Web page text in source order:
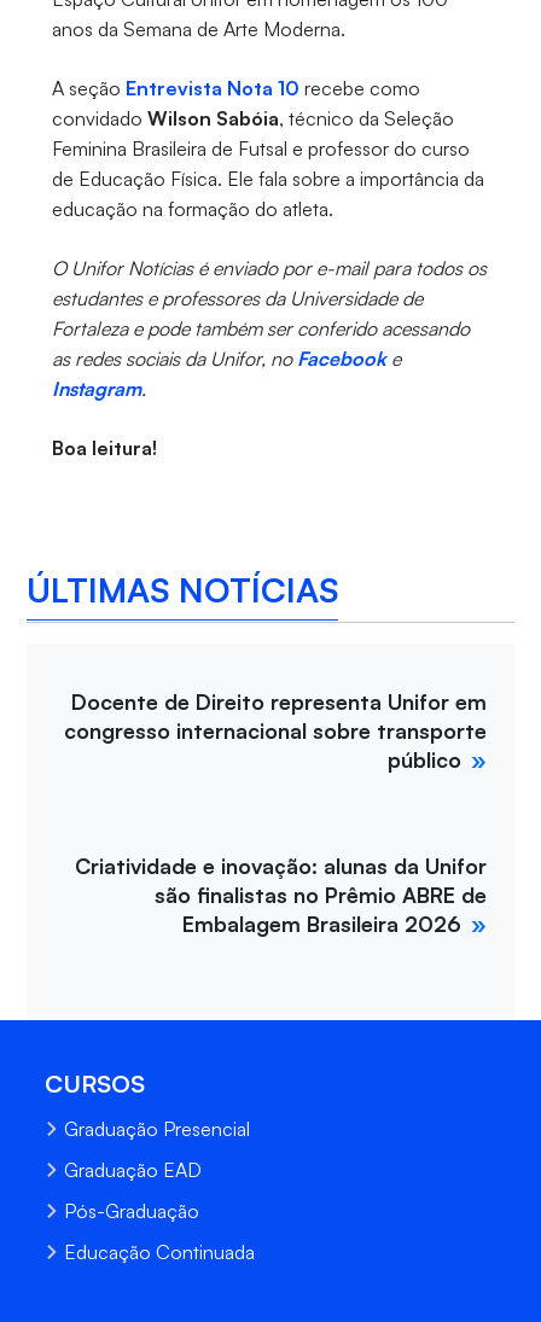
anos da Semana de Arte Moderna.
A seção Entrevista Nota 10 recebe como
convidado Wilson Sabóia, técnico da Seleção
Feminina Brasileira de Futsal e professor do curso
de Educação Física. Ele fala sobre a importância da
educação na formação do atleta.
O Unifor Notícias é enviado por e-mail para todos os
estudantes e professores da Universidade de
Fortaleza e pode também ser conferido acessando
as redes sociais da Unifor, no Facebooke
Instagram.
Boa leitura!
ÚLTIMAS NOTÍCIAS
Docente de Direito representa Unifor em
congresso internacional sobre transporte
público
Criatividade e inovação: alunas da Unifor
são finalistas no Prêmio ABRE de
Embalagem Brasileira 2026
CURSOS
Graduação Presencial
Graduação EAD
Pós-Graduação
Educação Continuada